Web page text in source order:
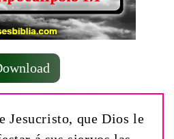
Jesucristo, que Dios le